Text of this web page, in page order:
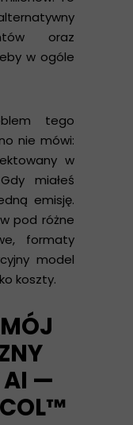
oraz
w ogóle
tego
nie mówi:
w
miałeś
emisję.
pod różne
formaty
model
koszty.
AI —